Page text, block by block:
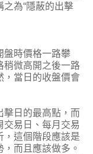
為“隱蔽的出擊
盤時價格一路攀
稍微高開之後一路
，當日的收盤價會
擊日的最高點，而
交易日、每月交易
，這個階段應該是
，而且應該做多。